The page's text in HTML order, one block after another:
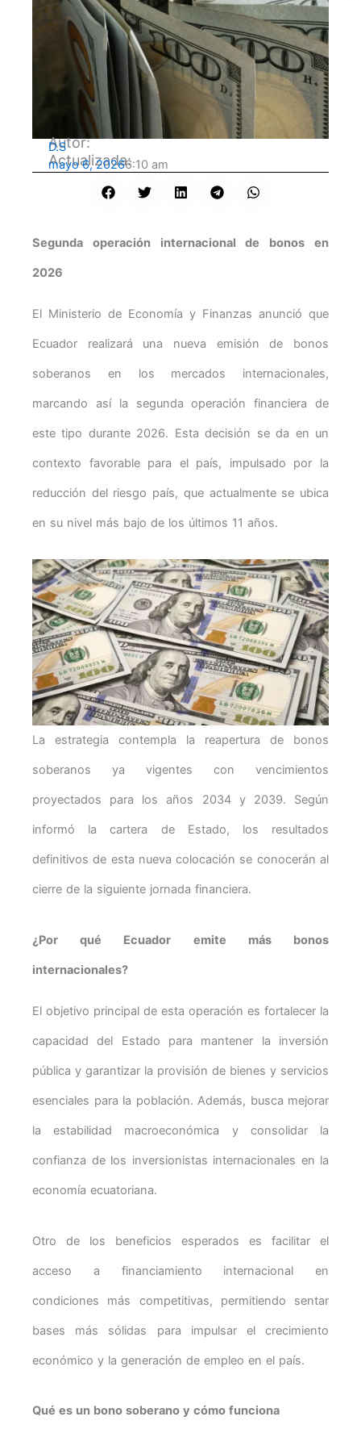
Autor:
D.S
Actualizada:
mayo 6, 20266:10 am
Segunda operación internacional de bonos en
2026
El Ministerio de Economía y Finanzas anunció que
Ecuador realizará una nueva emisión de bonos
soberanos en los mercados internacionales,
marcando así la segunda operación financiera de
este tipo durante 2026. Esta decisión se da en un
contexto favorable para el país, impulsado por la
reducción del riesgo país, que actualmente se ubica
en su nivel más bajo de los últimos 11 años.
La estrategia contempla la reapertura de bonos
soberanos ya vigentes con vencimientos
proyectados para los años 2034 y 2039. Según
informó la cartera de Estado, los resultados
definitivos de esta nueva colocación se conocerán al
cierre de la siguiente jornada financiera.
¿Por qué Ecuador emite más bonos
internacionales?
El objetivo principal de esta operación es fortalecer la
capacidad del Estado para mantener la inversión
pública y garantizar la provisión de bienes y servicios
esenciales para la población. Además, busca mejorar
la estabilidad macroeconómica y consolidar la
confianza de los inversionistas internacionales en la
economía ecuatoriana.
Otro de los beneficios esperados es facilitar el
acceso a financiamiento internacional en
condiciones más competitivas, permitiendo sentar
bases más sólidas para impulsar el crecimiento
económico y la generación de empleo en el país.
Qué es un bono soberano y cómo funciona